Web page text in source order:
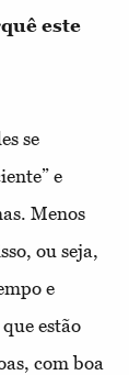
este
se
e
Menos
ou seja,
e
estão
com boa